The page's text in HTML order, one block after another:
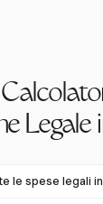
Legale
le spese legali in